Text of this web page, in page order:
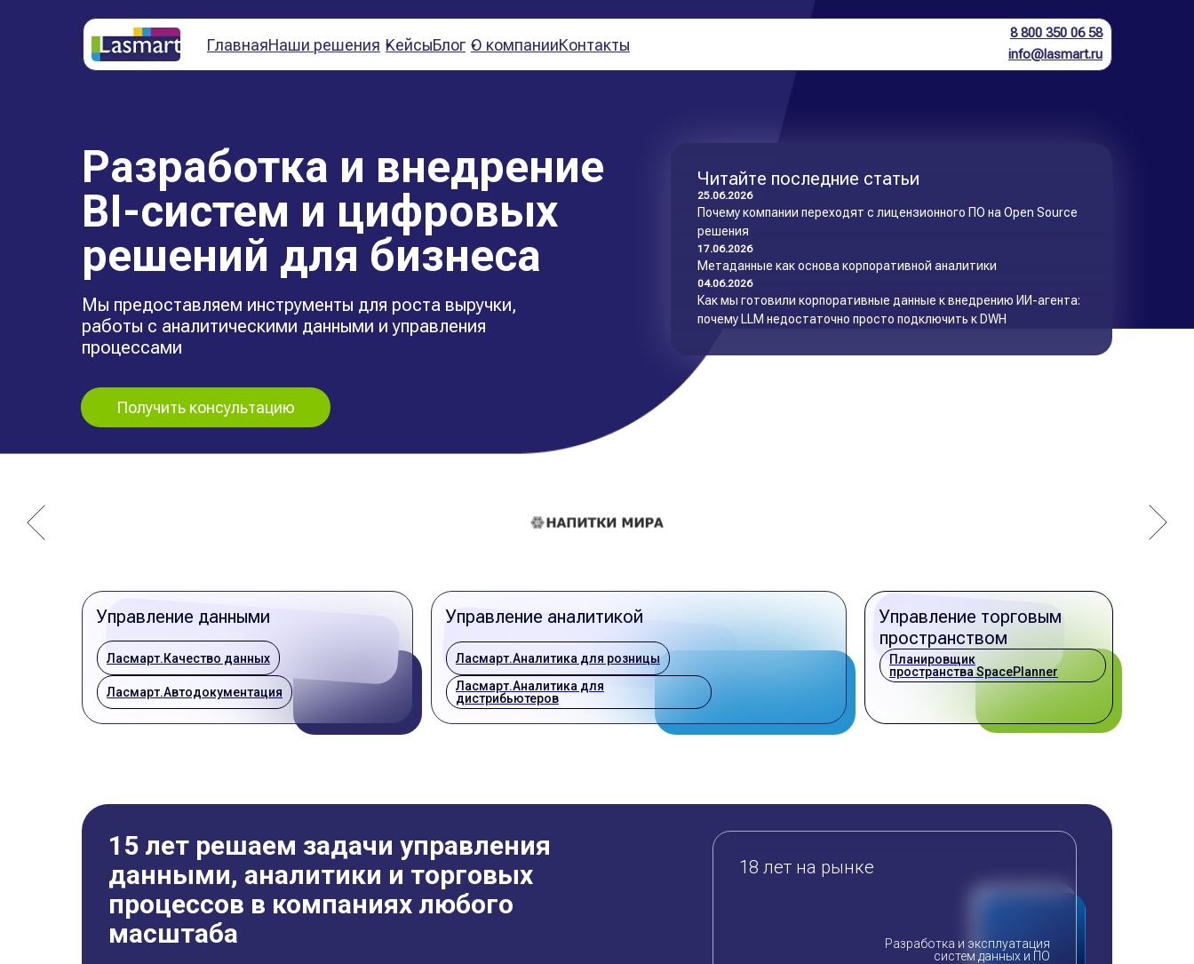
8 800 350 06 58
info@lasmart.ru
ГлавнаяНаши решения КейсыБлог О компанииКонтакты
Разработка и внедрение
BI-систем и цифровых
решений для бизнеса
Получить консультацию
Мы предоставляем инструменты для роста выручки,
работы с аналитическими данными и управления
процессами
Читайте последние статьи
25.06.2026
Почему компании переходят с лицензионного ПО на Open Source
решения
17.06.2026
Метаданные как основа корпоративной аналитики
04.06.2026
Как мы готовили корпоративные данные к внедрению ИИ-агента:
почему LLM недостаточно просто подключить к DWH
Управление торговым
пространством
Планировщик
пространства SpacePlanner
Управление аналитикой
Ласмарт.Аналитика для розницы
Ласмарт.Аналитика для
дистрибьютеров
Управление данными
Ласмарт.Качество данных
Ласмарт.Автодокументация
18 лет на рынке
Разработка и эксплуатация
систем данных и ПО
15 лет решаем задачи управления
данными, аналитики и торговых
процессов в компаниях любого
масштаба